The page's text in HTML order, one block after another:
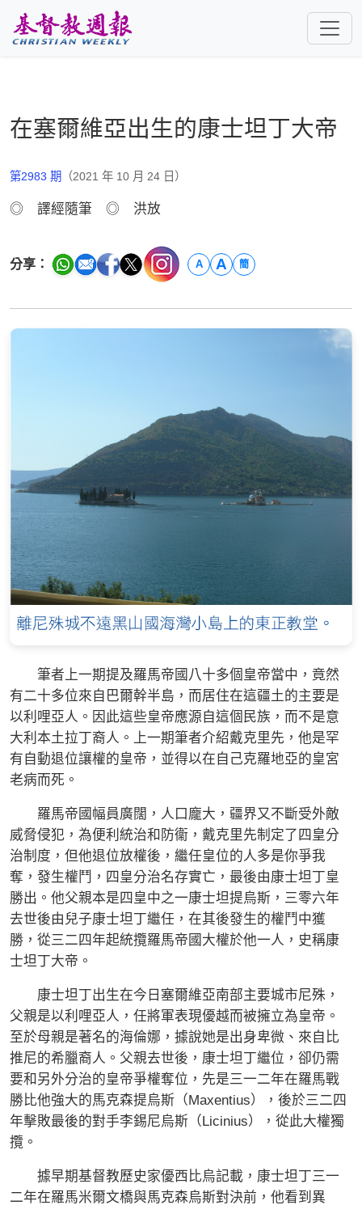
在塞爾維亞出生的康士坦丁大帝
第2983 期 （2021 年 10 月 24 日）
◎ 譯經隨筆 ◎ 洪放
分享： A A 簡
筆者上一期提及羅馬帝國八十多個皇帝當中，竟然
有二十多位來自巴爾幹半島，而居住在這疆土的主要是
以利哩亞人。因此這些皇帝應源自這個民族，而不是意
大利本土拉丁裔人。上一期筆者介紹戴克里先，他是罕
有自動退位讓權的皇帝，並得以在自己克羅地亞的皇宮
老病而死。
羅馬帝國幅員廣闊，人口龐大，疆界又不斷受外敵
威脅侵犯，為便利統治和防衞，戴克里先制定了四皇分
治制度，但他退位放權後，繼任皇位的人多是你爭我
奪，發生權鬥，四皇分治名存實亡，最後由康士坦丁皇
勝出。他父親本是四皇中之一康士坦提烏斯，三零六年
去世後由兒子康士坦丁繼任，在其後發生的權鬥中獲
勝，從三二四年起統攬羅馬帝國大權於他一人，史稱康
士坦丁大帝。
康士坦丁出生在今日塞爾維亞南部主要城市尼殊，
父親是以利哩亞人，任將軍表現優越而被擁立為皇帝。
至於母親是著名的海倫娜，據說她是出身卑微、來自比
推尼的希臘裔人。父親去世後，康士坦丁繼位，卻仍需
要和另外分治的皇帝爭權奪位，先是三一二年在羅馬戰
勝比他強大的馬克森提烏斯（Maxentius），後於三二四
年擊敗最後的對手李錫尼烏斯（Licinius），從此大權獨
攬。
據早期基督教歷史家優西比烏記載，康士坦丁三一
二年在羅馬米爾文橋與馬克森烏斯對決前，他看到異